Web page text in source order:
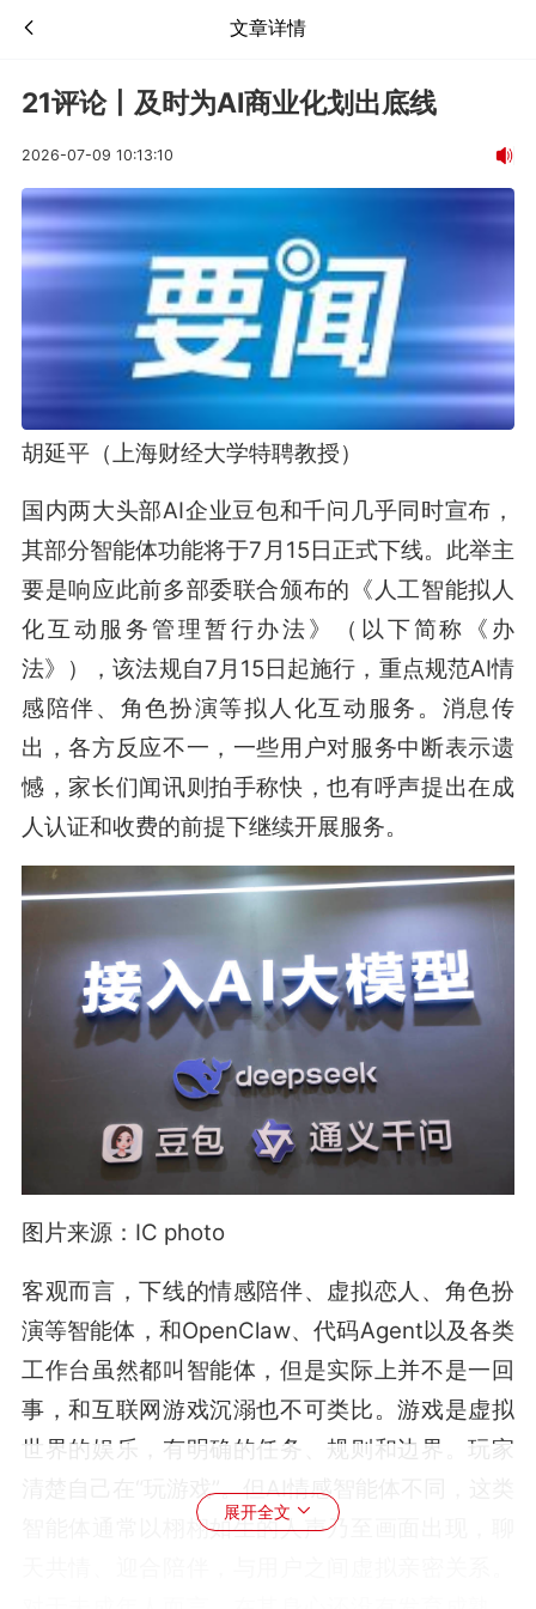
文章详情
21评论丨及时为AI商业化划出底线
2026-07-09 10:13:10
胡延平（上海财经大学特聘教授）
国内两大头部AI企业豆包和千问几乎同时宣布，
其部分智能体功能将于7月15日正式下线。此举主
要是响应此前多部委联合颁布的《人工智能拟人
化互动服务管理暂行办法》（以下简称《办
法》），该法规自7月15日起施行，重点规范AI情
感陪伴、角色扮演等拟人化互动服务。消息传
出，各方反应不一，一些用户对服务中断表示遗
憾，家长们闻讯则拍手称快，也有呼声提出在成
人认证和收费的前提下继续开展服务。
图片来源：IC photo
客观而言，下线的情感陪伴、虚拟恋人、角色扮
演等智能体，和OpenClaw、代码Agent以及各类
工作台虽然都叫智能体，但是实际上并不是一回
事，和互联网游戏沉溺也不可类比。游戏是虚拟
世界的娱乐，有明确的任务、规则和边界。玩家
清楚自己在“玩游戏”。但AI情感智能体不同，这类
智能体通常以栩栩如生的人声乃至画面出现，聊
展开全文